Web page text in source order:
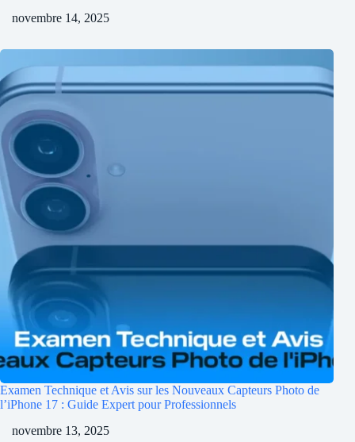
novembre 14, 2025
Examen Technique et Avis sur les Nouveaux Capteurs Photo de
l’iPhone 17 : Guide Expert pour Professionnels
novembre 13, 2025